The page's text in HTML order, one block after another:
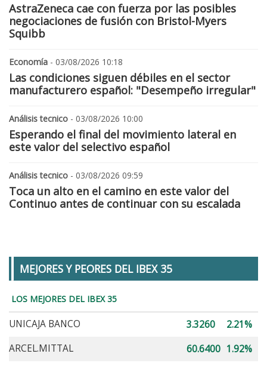
AstraZeneca cae con fuerza por las posibles
negociaciones de fusión con Bristol-Myers
Squibb
Economía - 03/08/2026 10:18
Las condiciones siguen débiles en el sector
manufacturero español: "Desempeño irregular"
Análisis tecnico - 03/08/2026 10:00
Esperando el final del movimiento lateral en
este valor del selectivo español
Análisis tecnico - 03/08/2026 09:59
Toca un alto en el camino en este valor del
Continuo antes de continuar con su escalada
MEJORES Y PEORES DEL IBEX 35
LOS MEJORES DEL IBEX 35
UNICAJA BANCO 3.3260
2.21%
ARCEL.MITTAL
60.6400 1.92%